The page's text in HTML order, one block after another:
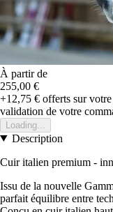
À partir de
255,00 €
+12,75 € offerts sur
validation de votre
Loading...
Description
Cuir italien premium -
Issu de la nouvelle
parfait équilibre entre